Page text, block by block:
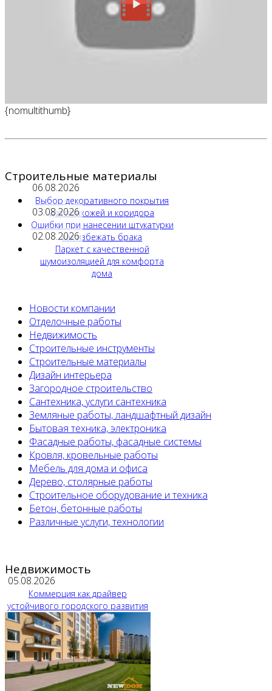
{nomultithumb}
Строительные материалы
06.08.2026
Выбор декоративного покрытия
для прихожей и коридора
03.08.2026
Ошибки при нанесении штукатурки
как избежать брака
02.08.2026
Паркет с качественной
шумоизоляцией для комфорта
дома
Новости компании
Отделочные работы
Недвижимость
Строительные инструменты
Строительные материалы
Дизайн интерьера
Загородное строительство
Сантехника, услуги сантехника
Земляные работы, ландшафтный дизайн
Бытовая техника, электроника
Фасадные работы, фасадные системы
Кровля, кровельные работы
Мебель для дома и офиса
Дерево, столярные работы
Строительное оборудование и техника
Бетон, бетонные работы
Различные услуги, технологии
Недвижимость
05.08.2026
Коммерция как драйвер
устойчивого городского развития